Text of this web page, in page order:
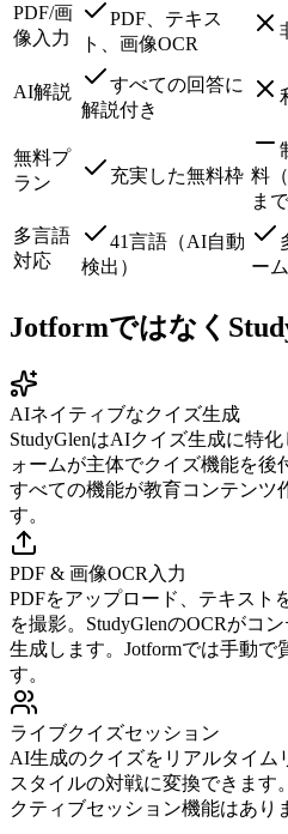
PDF/画
像入力
PDF、テキス
ト、画像OCR
AI解説
すべての回答に
解説付き
無料プ
ラン
充実した無料枠 料
まで
多言語
対応
41言語（AI自動
検出）
ー
Jotformではなく
AIネイティブなクイズ生成
StudyGlenはAIクイズ生成に特
ォームが主体でクイズ機能を後
すべての機能が教育コンテンツ
す。
PDF & 画像OCR入力
PDFをアップロード、テキスト
を撮影。StudyGlenのOCRがコ
生成します。Jotformでは手動で
す。
ライブクイズセッション
AI生成のクイズをリアルタイム
スタイルの対戦に変換できます
クティブセッション機能はあり